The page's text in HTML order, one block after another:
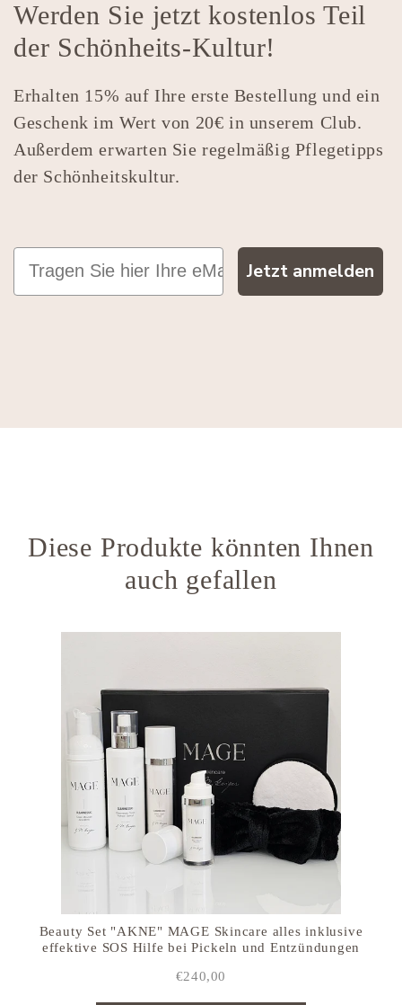
Werden Sie jetzt kostenlos Teil
der Schönheits-Kultur!
Erhalten 15% auf Ihre erste Bestellung und ein
Geschenk im Wert von 20€ in unserem Club.
Außerdem erwarten Sie regelmäßig Pflegetipps
der Schönheitskultur.
Jetzt anmelden
Diese Produkte könnten Ihnen
auch gefallen
Beauty Set "AKNE" MAGE Skincare alles inklusive
effektive SOS Hilfe bei Pickeln und Entzündungen
€240,00